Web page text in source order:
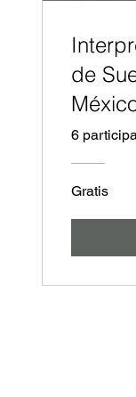
de
6
Gratis